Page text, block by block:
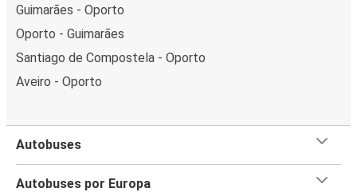
Guimarães - Oporto
Oporto - Guimarães
Santiago de Compostela - Oporto
Aveiro - Oporto
Autobuses
Autobuses por Europa